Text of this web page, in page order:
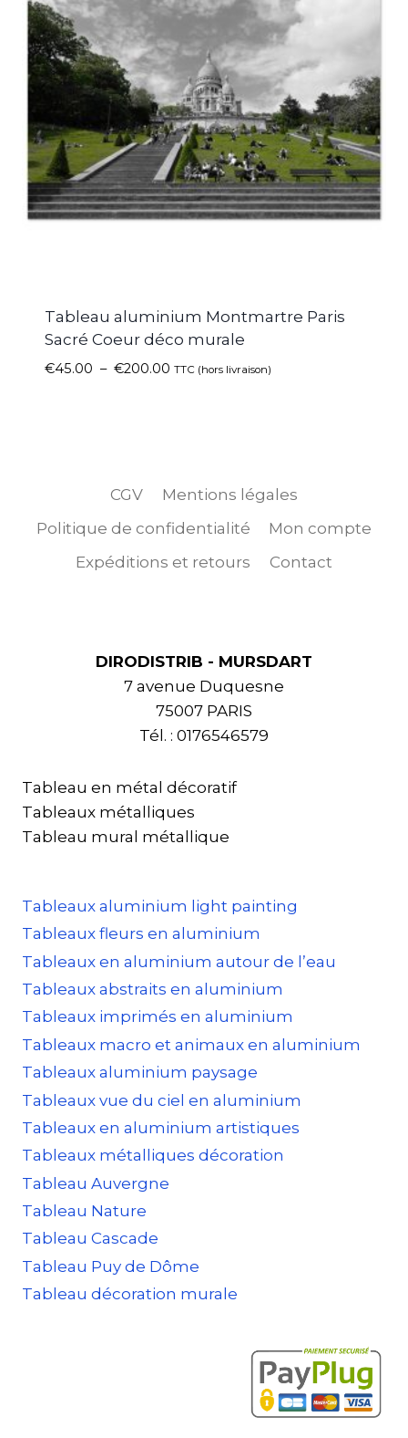
Tableau aluminium Montmartre Paris
Sacré Coeur déco murale
€45.00 – €200.00 TTC (hors livraison)
CGV
Mentions légales
Politique de confidentialité
Mon compte
Expéditions et retours
Contact
DIRODISTRIB - MURSDART
7 avenue Duquesne
75007 PARIS
Tél. : 0176546579
Tableau en métal décoratif
Tableaux métalliques
Tableau mural métallique
Tableaux aluminium light painting
Tableaux fleurs en aluminium
Tableaux en aluminium autour de l’eau
Tableaux abstraits en aluminium
Tableaux imprimés en aluminium
Tableaux macro et animaux en aluminium
Tableaux aluminium paysage
Tableaux vue du ciel en aluminium
Tableaux en aluminium artistiques
Tableaux métalliques décoration
Tableau Auvergne
Tableau Nature
Tableau Cascade
Tableau Puy de Dôme
Tableau décoration murale